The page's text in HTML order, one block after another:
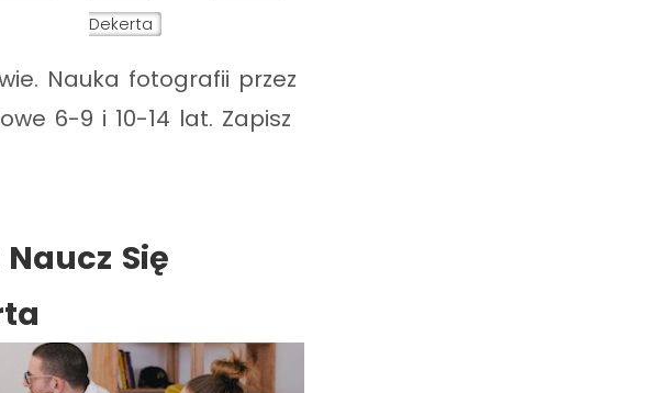
Dekerta
Nauka fotografii przez
6-9 i 10-14 lat. Zapisz
Się